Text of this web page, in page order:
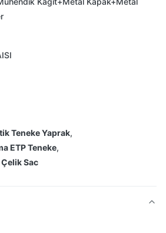
Teneke Yaprak,
ETP Teneke,
Çelik Sac